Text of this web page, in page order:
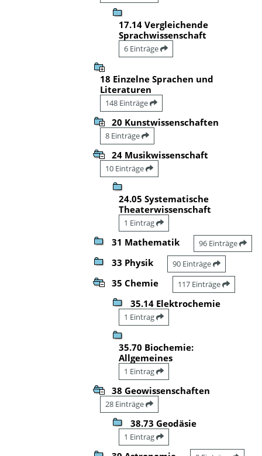
17.14 Vergleichende
Sprachwissenschaft
6 Einträge
18 Einzelne Sprachen und
Literaturen
148 Einträge
20 Kunstwissenschaften
8 Einträge
24 Musikwissenschaft
10 Einträge
24.05 Systematische
Theaterwissenschaft
1 Eintrag
31 Mathematik 96 Einträge
33 Physik 90 Einträge
35 Chemie 117 Einträge
35.14 Elektrochemie
1 Eintrag
35.70 Biochemie:
Allgemeines
1 Eintrag
38 Geowissenschaften
28 Einträge
38.73 Geodäsie
1 Eintrag